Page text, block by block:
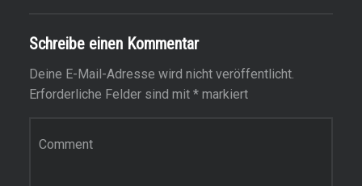
Schreibe einen Kommentar
Deine E-Mail-Adresse wird nicht veröffentlicht.
Erforderliche Felder sind mit *markiert